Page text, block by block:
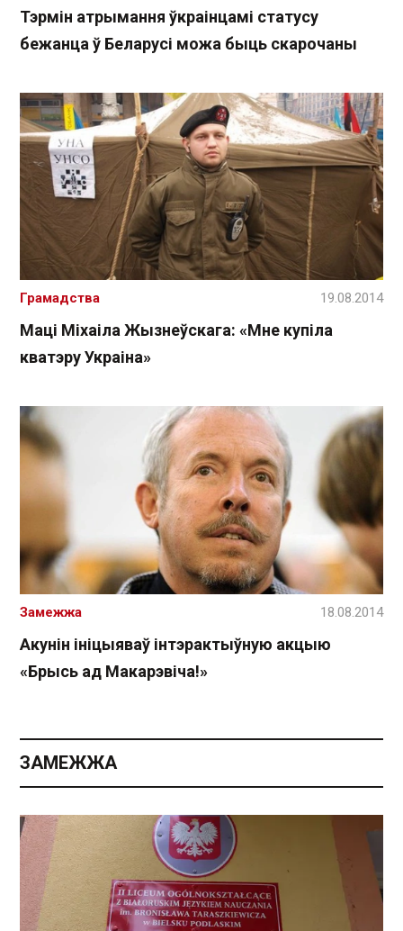
Тэрмін атрымання ўкраінцамі статусу
бежанца ў Беларусі можа быць скарочаны
Маці Міхаіла Жызнеўскага: «Мне купіла
кватэру Украіна»
Грамадства 19.08.2014
Акунін ініцыяваў інтэрактыўную акцыю
«Брысь ад Макарэвіча!»
Замежжа 18.08.2014
ЗАМЕЖЖА